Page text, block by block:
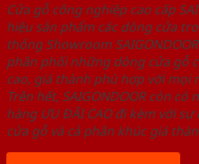
Cửa gỗ công nghiệp cao cấp
hiệu sản phẩm các dòng cửa
thống Showroom
phân phối những dòng cửa gỗ
cao, giá thành phù hợp với mọi
Trên hết, SAIGONDOOR còn
hàng ƯU ĐÃI CAO đi kèm với
cửa gỗ và cả phân khúc giá